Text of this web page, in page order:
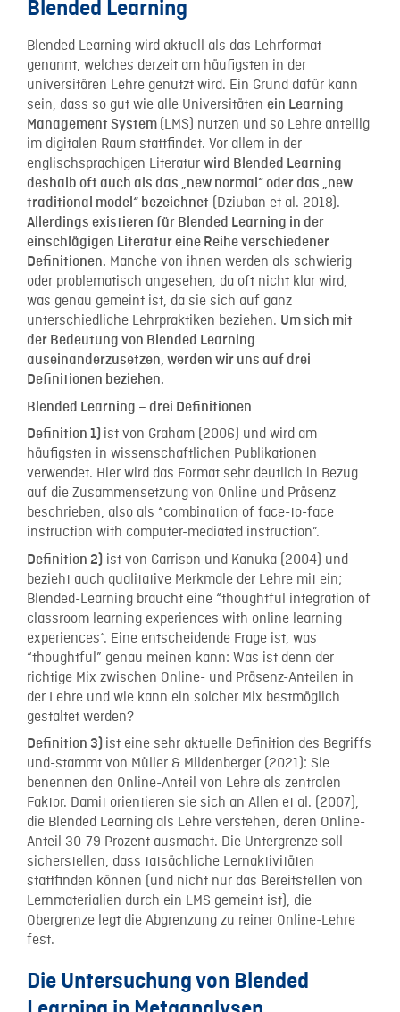
Blended Learning
Blended Learning wird aktuell als das Lehrformat
genannt, welches derzeit am häufigsten in der
universitären Lehre genutzt wird. Ein Grund dafür kann
sein, dass so gut wie alle Universitäten ein Learning
Management System (LMS) nutzen und so Lehre anteilig
im digitalen Raum stattfindet. Vor allem in der
englischsprachigen Literatur wird Blended Learning
deshalb oft auch als das „new normal“ oder das „new
traditional model“ bezeichnet (Dziuban et al. 2018).
Allerdings existieren für Blended Learning in der
einschlägigen Literatur eine Reihe verschiedener
Definitionen. Manche von ihnen werden als schwierig
oder problematisch angesehen, da oft nicht klar wird,
was genau gemeint ist, da sie sich auf ganz
unterschiedliche Lehrpraktiken beziehen. Um sich mit
der Bedeutung von Blended Learning
auseinanderzusetzen, werden wir uns auf drei
Definitionen beziehen.
Blended Learning – drei Definitionen
Definition 1) ist von Graham (2006) und wird am
häufigsten in wissenschaftlichen Publikationen
verwendet. Hier wird das Format sehr deutlich in Bezug
auf die Zusammensetzung von Online und Präsenz
beschrieben, also als “combination of face-to-face
instruction with computer-mediated instruction”.
Definition 2) ist von Garrison und Kanuka (2004) und
bezieht auch qualitative Merkmale der Lehre mit ein;
Blended-Learning braucht eine “thoughtful integration of
classroom learning experiences with online learning
experiences“. Eine entscheidende Frage ist, was
“thoughtful” genau meinen kann: Was ist denn der
richtige Mix zwischen Online- und Präsenz-Anteilen in
der Lehre und wie kann ein solcher Mix bestmöglich
gestaltet werden?
Definition 3) ist eine sehr aktuelle Definition des Begriffs
und-stammt von Müller & Mildenberger (2021): Sie
benennen den Online-Anteil von Lehre als zentralen
Faktor. Damit orientieren sie sich an Allen et al. (2007),
die Blended Learning als Lehre verstehen, deren Online-
Anteil 30-79 Prozent ausmacht. Die Untergrenze soll
sicherstellen, dass tatsächliche Lernaktivitäten
stattfinden können (und nicht nur das Bereitstellen von
Lernmaterialien durch ein LMS gemeint ist), die
Obergrenze legt die Abgrenzung zu reiner Online-Lehre
fest.
Die Untersuchung von Blended